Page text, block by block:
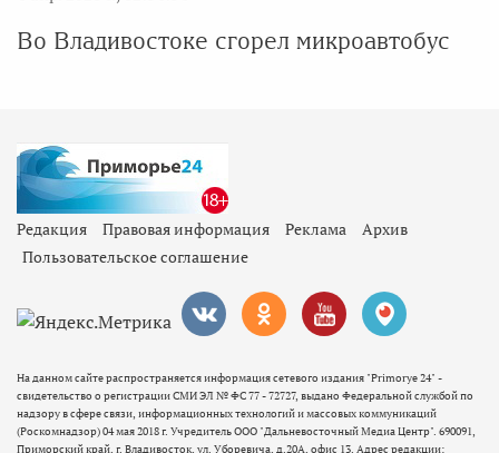
Во Владивостоке сгорел микроавтобус
Редакция Правовая информация Реклама
Архив
Пользовательское соглашение
На данном сайте распространяется информация сетевого издания "Primorye 24" -
свидетельство о регистрации СМИ ЭЛ № ФС 77 - 72727, выдано Федеральной службой по
надзору в сфере связи, информационных технологий и массовых коммуникаций
(Роскомнадзор) 04 мая 2018 г. Учредитель ООО "Дальневосточный Медиа Центр". 690091,
Приморский край, г. Владивосток, ул. Уборевича, д.20А, офис 13. Адрес редакции: